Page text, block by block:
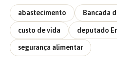
abastecimento Bancada
custo de vida deputado
segurança alimentar